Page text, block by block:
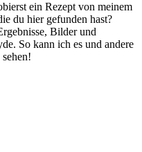
ein Rezept von meinem
du hier gefunden hast?
Bilder und
So kann ich es und andere